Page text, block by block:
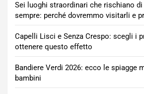
Sei luoghi straordinari che rischiano
sempre: perché dovremmo visitarli e
Capelli Lisci e Senza Crespo: scegli i
ottenere questo effetto
Bandiere Verdi 2026: ecco le spiagge
bambini